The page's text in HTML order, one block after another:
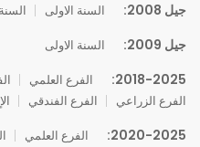
جيل 2008: السنة الاولى
جيل 2009: السنة الاولى
2018-2025: الفرع العلمي
الفرع الزراعي
الفرع الفندقي
2020-2025: الفرع العلمي